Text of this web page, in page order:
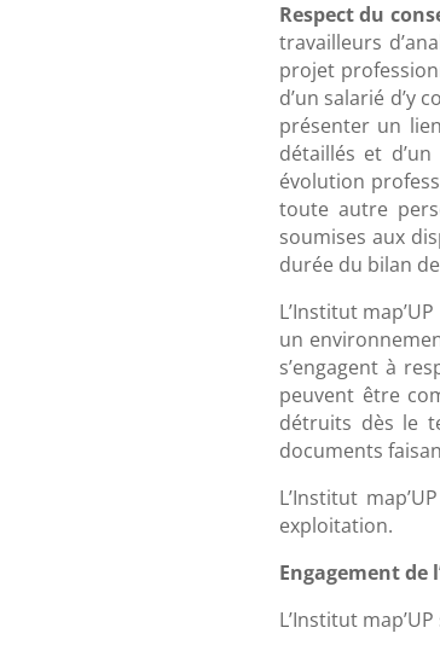
Respect du
travailleurs
projet
d’un salarié d’y
présenter un
détaillés et
évolution
toute autre
soumises aux
durée du bilan
L’Institut
un
s’engagent à
peuvent être
détruits dès le
documents
L’Institut
exploitation.
Engagement de
L’Institut map’UP